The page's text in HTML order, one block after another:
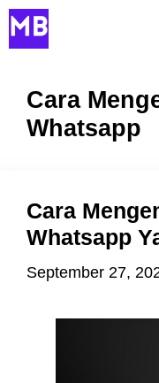
Skip
to
Cara
Whatsapp
Cara
Whatsapp
September 27,